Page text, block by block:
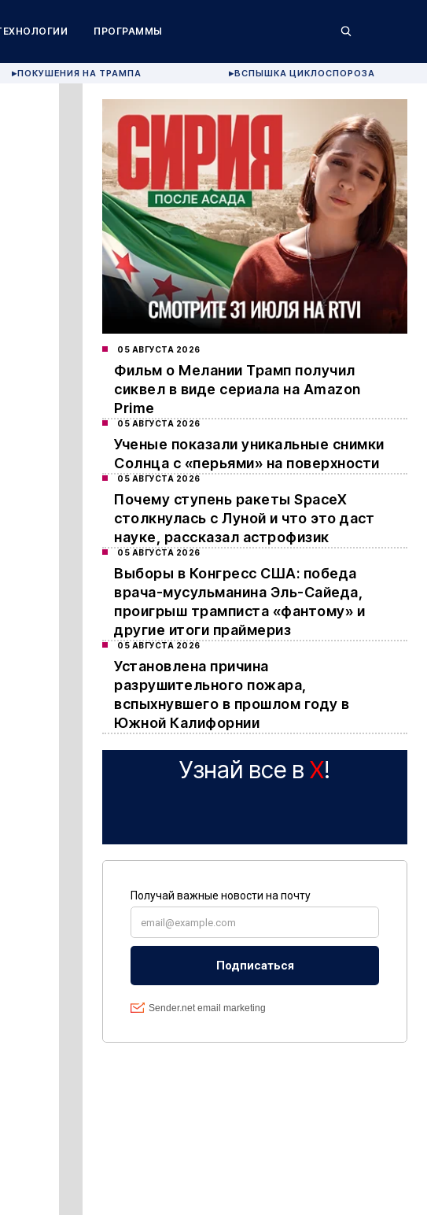
ПРОГРАММЫ
▶ПОКУШЕНИЯ НА ТРАМПА ▶ВСПЫШКА ЦИКЛОСПОРОЗА
05 АВГУСТА 2026
Фильм о Мелании Трамп получил
сиквел в виде сериала на Amazon
Prime
05 АВГУСТА 2026
Ученые показали уникальные снимки
Солнца с «перьями» на поверхности
05 АВГУСТА 2026
Почему ступень ракеты SpaceX
столкнулась с Луной и что это даст
науке, рассказал астрофизик
05 АВГУСТА 2026
Выборы в Конгресс США: победа
врача-мусульманина Эль-Сайеда,
проигрыш трамписта «фантому» и
другие итоги праймериз
05 АВГУСТА 2026
Установлена причина
разрушительного пожара,
вспыхнувшего в прошлом году в
Южной Калифорнии
Узнай все в X!